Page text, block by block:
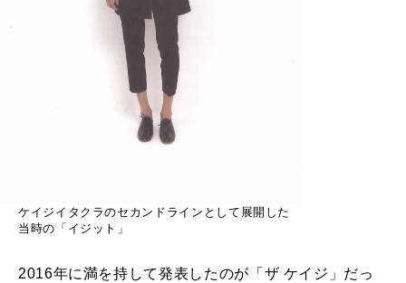
ケイジイタクラのセカンドラインとして展開した
当時の「イジット」
2016年に満を持して発表したのが「ザ ケイジ」だっ